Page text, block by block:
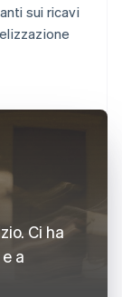
sui ricavi
Ci ha
a